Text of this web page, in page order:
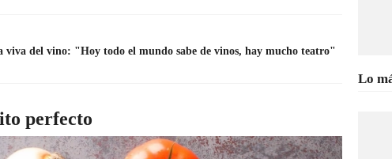
viva del vino: "Hoy todo el mundo sabe de vinos, hay mucho teatro"
perfecto
Lo